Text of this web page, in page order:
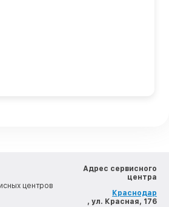
центров
Адрес сервисного
центра
Краснодар
, ул. Красная, 176